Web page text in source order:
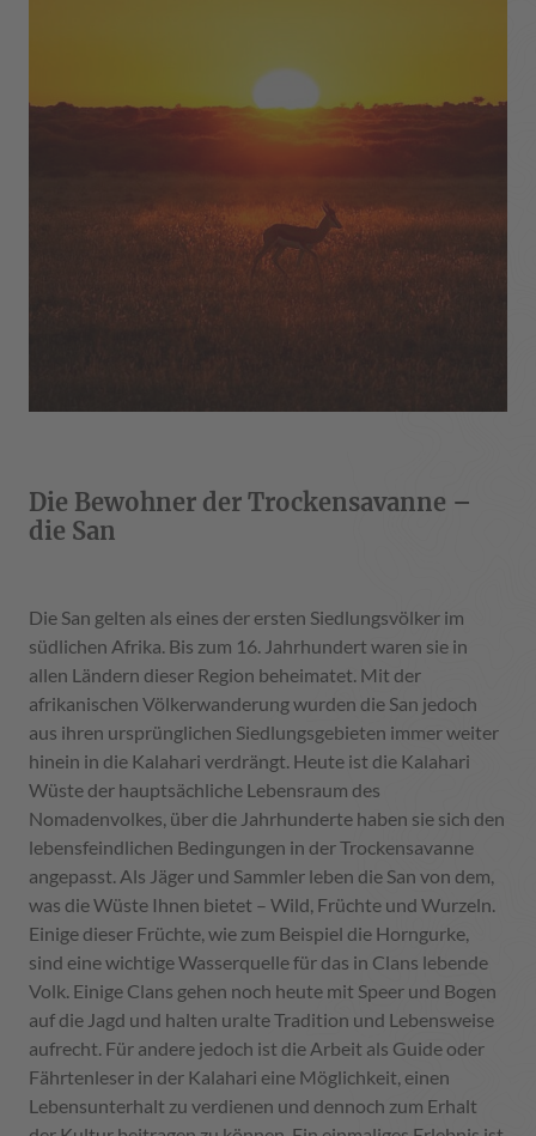
Die Bewohner der Trockensavanne –
die San
Die San gelten als eines der ersten Siedlungsvölker im
südlichen Afrika. Bis zum 16. Jahrhundert waren sie in
allen Ländern dieser Region beheimatet. Mit der
afrikanischen Völkerwanderung wurden die San jedoch
aus ihren ursprünglichen Siedlungsgebieten immer weiter
hinein in die Kalahari verdrängt. Heute ist die Kalahari
Wüste der hauptsächliche Lebensraum des
Nomadenvolkes, über die Jahrhunderte haben sie sich den
lebensfeindlichen Bedingungen in der Trockensavanne
angepasst. Als Jäger und Sammler leben die San von dem,
was die Wüste Ihnen bietet – Wild, Früchte und Wurzeln.
Einige dieser Früchte, wie zum Beispiel die Horngurke,
sind eine wichtige Wasserquelle für das in Clans lebende
Volk. Einige Clans gehen noch heute mit Speer und Bogen
auf die Jagd und halten uralte Tradition und Lebensweise
aufrecht. Für andere jedoch ist die Arbeit als Guide oder
Fährtenleser in der Kalahari eine Möglichkeit, einen
Lebensunterhalt zu verdienen und dennoch zum Erhalt